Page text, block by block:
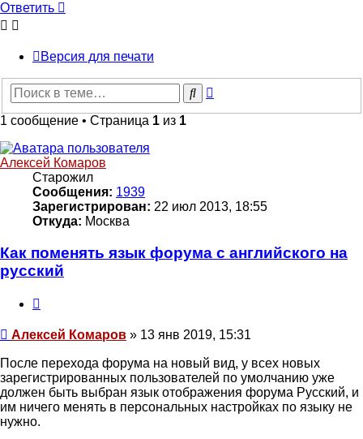
Ответить
Версия для печати
Поиск
1 сообщение • Страница 1 из 1
Алексей Комаров
Старожил
Сообщения: 1939
Зарегистрирован: 22 июл 2013, 18:55
Откуда: Москва
Как поменять язык форума с английского на
русский
Сообщение
Алексей Комаров » 13 янв 2019, 15:31
После перехода форума на новый вид, у всех новых
зарегистрированных пользователей по умолчанию уже
должен быть выбран язык отображения форума Русский, и
им ничего менять в персональных настройках по языку не
нужно.